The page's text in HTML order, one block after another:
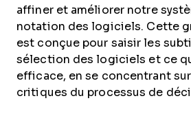
affiner et améliorer notre
notation des logiciels. Cette
est conçue pour saisir les
sélection des logiciels et ce
efficace, en se concentrant
critiques du processus de